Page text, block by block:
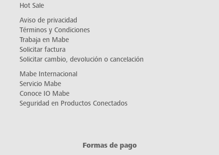
Hot Sale
Aviso de privacidad
Términos y Condiciones
Trabaja en Mabe
Solicitar factura
Solicitar cambio, devolución o cancelación
Mabe Internacional
Servicio Mabe
Conoce IO Mabe
Seguridad en Productos Conectados
Formas de pago